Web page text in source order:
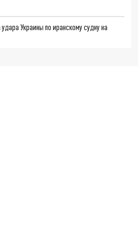
Украины по иранскому судну на